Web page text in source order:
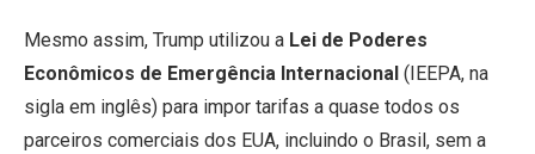
Mesmo assim, Trump utilizou a Lei de Poderes
Econômicos de Emergência Internacional (IEEPA, na
sigla em inglês) para impor tarifas a quase todos os
parceiros comerciais dos EUA, incluindo o Brasil, sem a